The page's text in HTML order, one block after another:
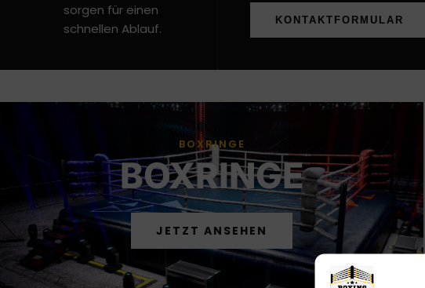
sorgen für einen
schnellen Ablauf.
KONTAKTFORMULAR
BOXRINGE
BOXRINGE
JETZT ANSEHEN